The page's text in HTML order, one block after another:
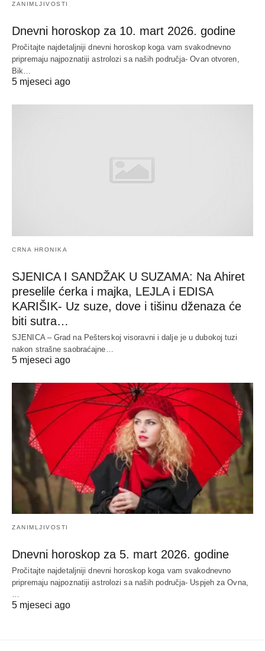
ZANIMLJIVOSTI
Dnevni horoskop za 10. mart 2026. godine
Pročitajte najdetaljniji dnevni horoskop koga vam svakodnevno
pripremaju najpoznatiji astrolozi sa naših područja- Ovan otvoren,
Bik…
5 mjeseci ago
CRNA HRONIKA
SJENICA I SANDŽAK U SUZAMA: Na Ahiret
preselile ćerka i majka, LEJLA i EDISA
KARIŠIK- Uz suze, dove i tišinu dženaza će
biti sutra…
SJENICA – Grad na Pešterskoj visoravni i dalje je u dubokoj tuzi
nakon strašne saobraćajne…
5 mjeseci ago
ZANIMLJIVOSTI
Dnevni horoskop za 5. mart 2026. godine
Pročitajte najdetaljniji dnevni horoskop koga vam svakodnevno
pripremaju najpoznatiji astrolozi sa naših područja- Uspjeh za Ovna,
…
5 mjeseci ago